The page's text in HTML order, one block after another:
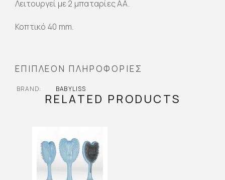
Λειτουργεί με 2 μπαταρίες AA.
Κοπτικό 40 mm.
ΕΠΙΠΛΈΟΝ ΠΛΗΡΟΦΟΡΊΕΣ
BRAND BABYLISS
RELATED PRODUCTS